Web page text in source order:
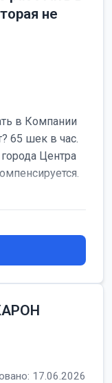
не
в Компании
65 шек в час.
Центра
17.06.2026